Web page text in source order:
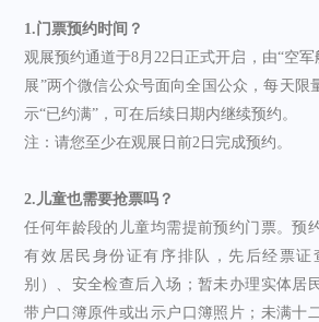
1.门票预约时间？
观展预约通道于8月22日正式开启，由“空
展”两个微信公众号面向全国公众，每天限
示“已约满”，可在后续日期内继续预约。
注：请您至少在观展日前2日完成预约。
2.儿童也需要抢票吗？
任何年龄段的儿童均需提前预约门票。预
有效居民身份证有序排队，先后经票证
别）、安全检查后入场；暂未办理实体居
带户口簿原件或出示户口簿照片；未满十